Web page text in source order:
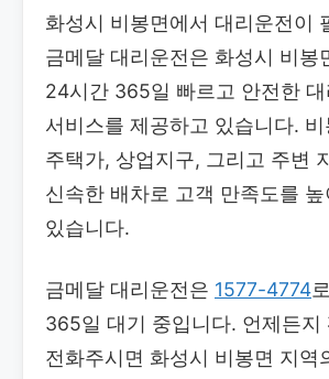
화성시 비봉면에서 대리운전이
금메달 대리운전은 화성시 비봉
24시간 365일 빠르고 안전한 대
서비스를 제공하고 있습니다. 비
주택가, 상업지구, 그리고 주변
신속한 배차로 고객 만족도를 높
있습니다.
금메달 대리운전은 1577-4774
365일 대기 중입니다. 언제든지
전화주시면 화성시 비봉면 지역